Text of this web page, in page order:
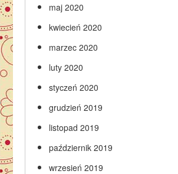
maj 2020
kwiecień 2020
marzec 2020
luty 2020
styczeń 2020
grudzień 2019
listopad 2019
październik 2019
wrzesień 2019